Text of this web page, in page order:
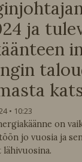
ja
10:23
on
jo vuosia ja